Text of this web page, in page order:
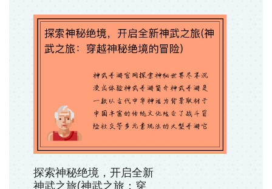
探索神秘绝境，开启全新
神武之旅(神武之旅：穿